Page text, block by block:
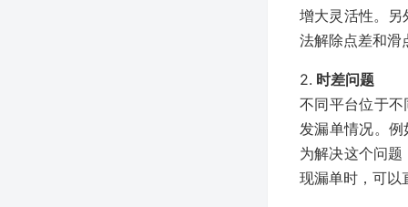
增大灵活性。
法解除点差和滑
2. 时差问题
不同平台位于
发漏单情况。
为解决这个问
现漏单时，可以